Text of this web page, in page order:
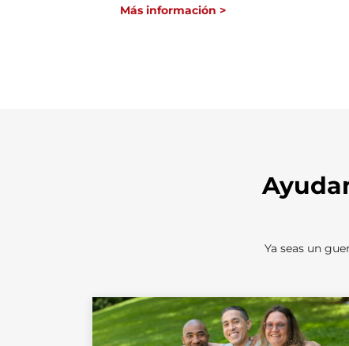
Más información >
Ya seas un